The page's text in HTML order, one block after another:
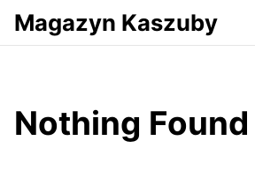
Przejdź do serwisu magazynkaszuby.pl
Magazyn Kaszuby
Nothing Found